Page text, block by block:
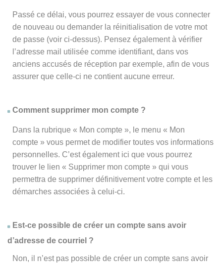
Passé ce délai, vous pourrez essayer de vous connecter
de nouveau ou demander la réinitialisation de votre mot
de passe (voir ci-dessus). Pensez également à vérifier
l’adresse mail utilisée comme identifiant, dans vos
anciens accusés de réception par exemple, afin de vous
assurer que celle-ci ne contient aucune erreur.
Comment supprimer mon compte ?
Dans la rubrique « Mon compte », le menu « Mon
compte » vous permet de modifier toutes vos informations
personnelles. C’est également ici que vous pourrez
trouver le lien « Supprimer mon compte » qui vous
permettra de supprimer définitivement votre compte et les
démarches associées à celui-ci.
Est-ce possible de créer un compte sans avoir
d’adresse de courriel ?
Non, il n’est pas possible de créer un compte sans avoir